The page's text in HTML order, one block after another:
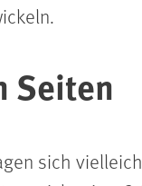
Seiten
sich